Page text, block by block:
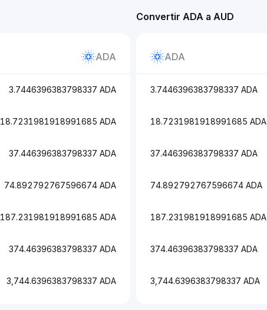
Convertir ADA a AUD
ADA
3.7446396383798337 ADA
18.7231981918991685 ADA
37.446396383798337 ADA
74.892792767596674 ADA
187.231981918991685 ADA
374.46396383798337 ADA
3,744.6396383798337 ADA
ADA
3.7446396383798337 ADA
18.7231981918991685 ADA
37.446396383798337 ADA
74.892792767596674 ADA
187.231981918991685 ADA
374.46396383798337 ADA
3,744.6396383798337 ADA